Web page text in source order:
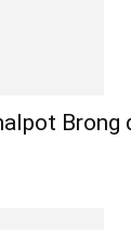
Brong